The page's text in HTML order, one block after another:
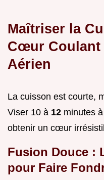
Maîtriser la
Cœur Coulant
Aérien
La cuisson est courte,
Viser 10 à 12 minutes à
obtenir un cœur
Fusion Douce :
pour Faire